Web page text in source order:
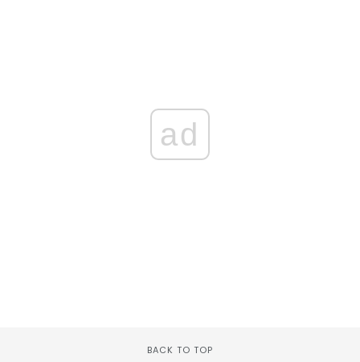
ad
BACK TO TOP